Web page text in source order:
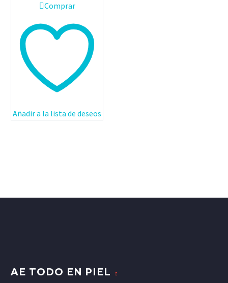
Comprar
Añadir a la lista de deseos
AE TODO EN PIEL